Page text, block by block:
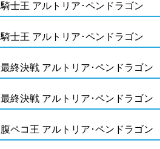
騎士王 アルトリア･ペンドラゴン
騎士王 アルトリア･ペンドラゴン
最終決戦 アルトリア･ペンドラゴン
最終決戦 アルトリア･ペンドラゴン
腹ペコ王 アルトリア･ペンドラゴン